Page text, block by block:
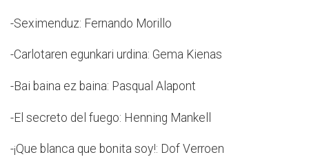
-Seximenduz: Fernando Morillo
-Carlotaren egunkari urdina: Gema Kienas
-Bai baina ez baina: Pasqual Alapont
-El secreto del fuego: Henning Mankell
-¡Que blanca que bonita soy!: Dof Verroen